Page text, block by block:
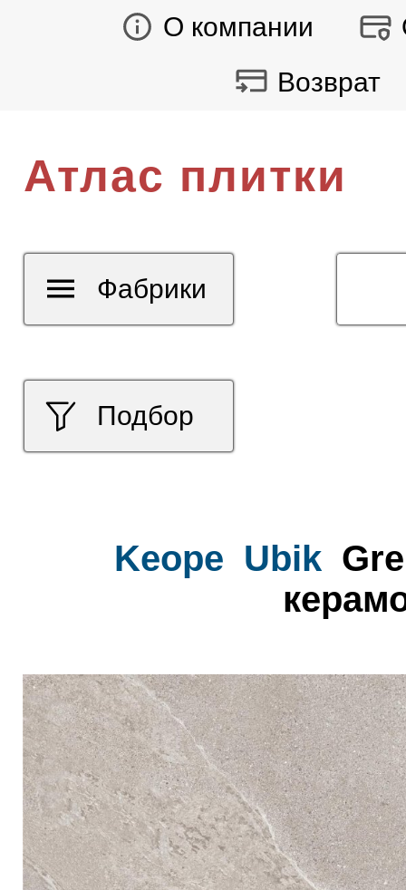
О компании
Возврат
Атлас плитки
Подбор
Фабрики
Keope Ubik